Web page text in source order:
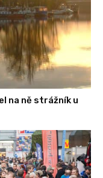
na ně strážník u